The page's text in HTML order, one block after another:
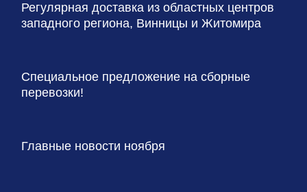
Регулярная доставка из областных центров
западного региона, Винницы и Житомира
Специальное предложение на сборные
перевозки!
Главные новости ноября